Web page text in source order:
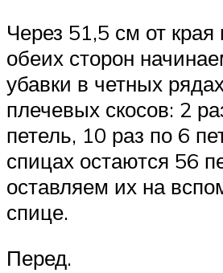
Через 51,5 см от края
обеих сторон
убавки в четных
плечевых скосов: 2
петель, 10 раз по 6
спицах остаются 56
оставляем их на
спице.
Перед.